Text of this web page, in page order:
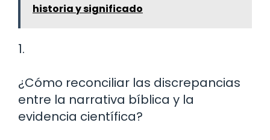
historia y significado
1.
¿Cómo reconciliar las discrepancias
entre la narrativa bíblica y la
evidencia científica?